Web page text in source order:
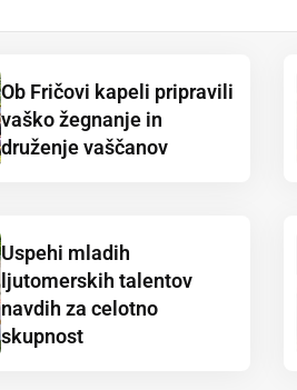
Ob Fričovi kapeli pripravili
vaško žegnanje in
druženje vaščanov
Uspehi mladih
ljutomerskih talentov
navdih za celotno
skupnost